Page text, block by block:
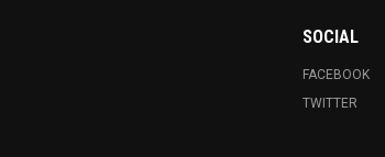
SOCIAL
FACEBOOK
TWITTER